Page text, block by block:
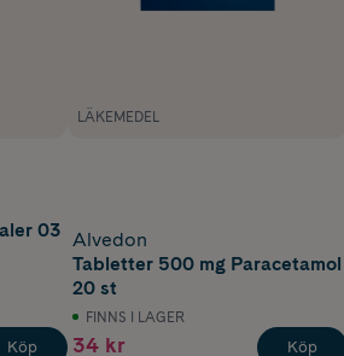
03
Köp
LÄKEMEDEL
Alvedon
Tabletter 500 mg Paracetamol
20 st
FINNS I LAGER
34 kr Köp